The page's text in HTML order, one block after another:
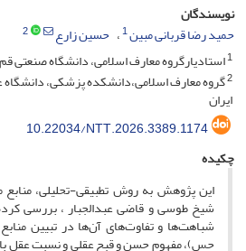
نویسندگان
حمید رضا قربانی مبین1 حسین زارع
2
1استادیارگروه معارف اسلامی، دانشگاه صنعتی
2گروه معارف اسلامی،دانشکده پزشکی،
ایران
10.22034/NTT.2026.3389.1174
چکیده
این پژوهش به روش تطبیقی-تحلیلی، منابع
شیخ طوسی و قاضی عبدالجبار ، بررسی
شباهت‌ها و تفاوت‌های آن‌ها در تبیین
حس)، مفهوم حسن و قبح عقلی و نسبت عقل